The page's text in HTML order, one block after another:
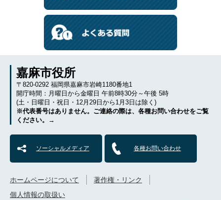
嘉麻市役所
〒820-0292 福岡県嘉麻市岩崎1180番地1
開庁時間：月曜日から金曜日 午前8時30分～午後 5時
(土・日曜日・祝日・12月29日から1月3日は除く)
※代表番号はありません。ご連絡の際は、各種お問い合わせをご覧
ください。→
ソーシャルメディア 各種お問い合わせ
ホームページについて
著作権・リンク
個人情報の取扱い